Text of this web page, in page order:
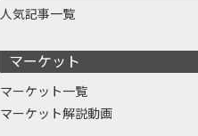
人気記事一覧
マーケット
マーケット一覧
マーケット解説動画